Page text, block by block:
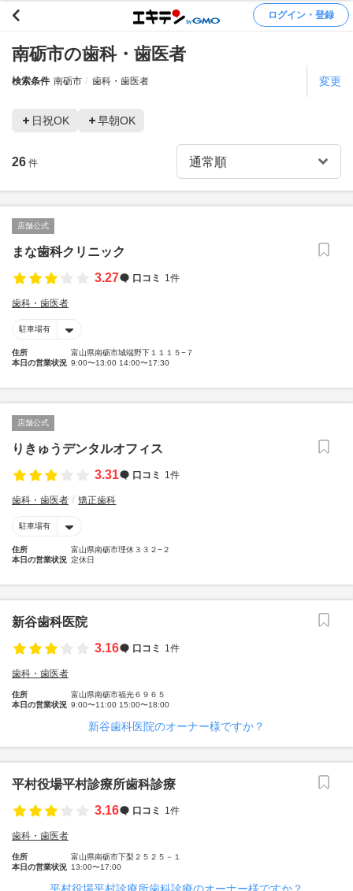
ログイン・登録
南砺市の歯科・歯医者
検索条件 南砺市 歯科・歯医者 変更
日祝OK 早朝OK
26 件
店舗公式
まな歯科クリニック
3.27
口コミ 1件
歯科・歯医者
駐車場有
住所
富山県南砺市城端野下１１１５−７
本日の営業状況 9:00〜13:00 14:00〜17:30
店舗公式
りきゅうデンタルオフィス
3.31
口コミ 1件
歯科・歯医者 矯正歯科
駐車場有
住所
富山県南砺市理休３３２−２
本日の営業状況 定休日
新谷歯科医院
3.16
口コミ 1件
歯科・歯医者
住所
富山県南砺市福光６９６５
本日の営業状況 9:00〜11:00 15:00〜18:00
新谷歯科医院のオーナー様ですか？
平村役場平村診療所歯科診療
3.16
口コミ 1件
歯科・歯医者
住所
富山県南砺市下梨２５２５－１
本日の営業状況 13:00〜17:00